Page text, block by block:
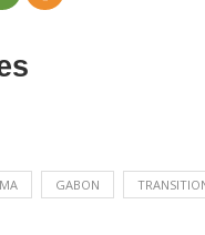
GABON